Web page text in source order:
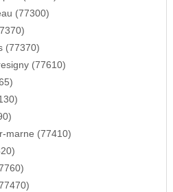
(77300)
(77370)
(77610)
marne (77410)